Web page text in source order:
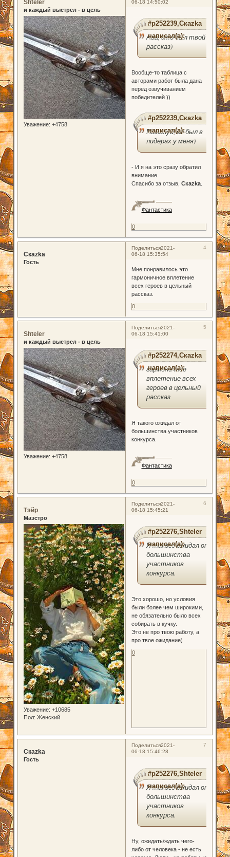
06-18 14:50:02
Shteler
и каждый выстрел - в цель
Уважение: +4758
#p252239,Скаzka
написал(а):
Ааа, это был твой
рассказ)
Вообще-то таблица с
авторами работ была дана
перед озвучиванием
победителей ))
#p252239,Скаzka
написал(а):
Пожалуй, он был в
лидерах у меня)
- И я на это сразу обратил
внимание.
Спасибо за отзыв, Скаzka.
Фантастика
0
Поделиться 4
2021-
06-18 15:35:54
Скаzka
Гость
Мне понравилось это
гармоничное вплетение
всех героев в цельный
рассказ.
0
Поделиться 5
2021-
06-18 15:41:00
Shteler
и каждый выстрел - в цель
Уважение: +4758
#p252274,Скаzka
написал(а):
гармоничное
вплетение всех
героев в цельный
рассказ
Я такого ожидал от
большинства участников
конкурса.
Фантастика
0
Поделиться 6
2021-
06-18 15:45:21
Тэйр
Маэстро
Уважение: +10685
Пол: Женский
#p252276,Shteler
написал(а):
Я такого ожидал от
большинства
участников
конкурса.
Это хорошо, но условия
были более чем широкими,
не обязательно было всех
собирать в кучку.
Это не про твою работу, а
про твое ожидание)
0
Поделиться 7
2021-
06-18 15:46:28
Скаzka
Гость
#p252276,Shteler
написал(а):
Я такого ожидал от
большинства
участников
конкурса.
Ну, ожидать/ждать чего-
либо от человека - не есть